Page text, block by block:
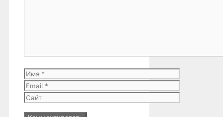
Имя
Email
Сайт